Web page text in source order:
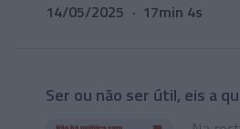
14/05/2025 17min 4s
Ser ou não ser útil, eis a